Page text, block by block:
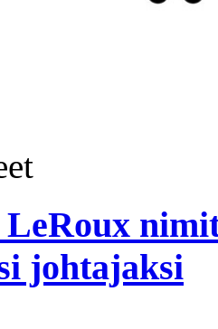
johtajaksi